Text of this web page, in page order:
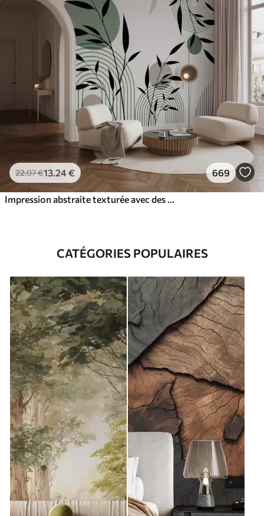
22.07€13 .24€ 669
CATÉGORIES POPULAIRES